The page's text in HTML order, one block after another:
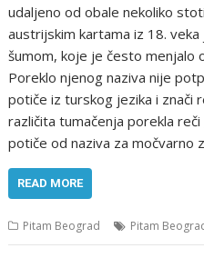
udaljeno od obale nekoliko
austrijskim kartama iz 18.
šumom, koje je često menjalo
Poreklo njenog naziva nije
potiče iz turskog jezika i znači
različita tumačenja porekla
potiče od naziva za močvarno
READ MORE
Pitam Beograd Pitam